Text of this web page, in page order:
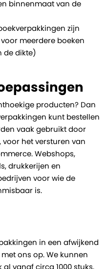
binnenmaat van de
zijn
meerdere boeken
de dikte)
producten? Dan
kunt bestellen
vaak gebruikt door
het versturen van
Webshops,
drukkerijen en
voor wie de
is.
in een afwijkend
met ons op. We kunnen
vanaf circa 1000 stuks.